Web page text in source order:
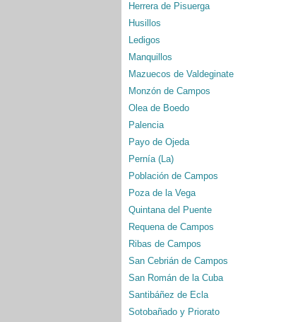
Herrera de Pisuerga
Husillos
Ledigos
Manquillos
Mazuecos de Valdeginate
Monzón de Campos
Olea de Boedo
Palencia
Payo de Ojeda
Pernía (La)
Población de Campos
Poza de la Vega
Quintana del Puente
Requena de Campos
Ribas de Campos
San Cebrián de Campos
San Román de la Cuba
Santibáñez de Ecla
Sotobañado y Priorato